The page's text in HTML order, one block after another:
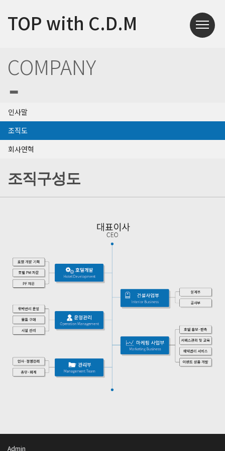
TOP with C.D.M
COMPANY
인사말
조직도
회사연혁
조직구성도
Admin